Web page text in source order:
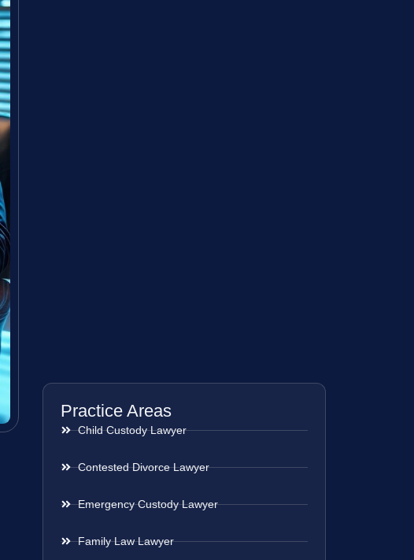
Practice Areas
Child Custody Lawyer
Contested Divorce Lawyer
Emergency Custody Lawyer
Family Law Lawyer